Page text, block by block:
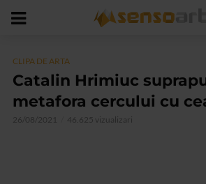
CLIPA DE ARTA
Catalin Hrimiuc
metafora cercului cu
26/08/2021 46.625 vizualizari